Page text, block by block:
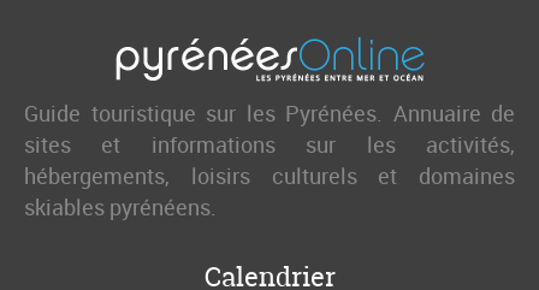
Guide touristique sur les Pyrénées. Annuaire de
sites et informations sur les activités,
hébergements, loisirs culturels et domaines
skiables pyrénéens.
Calendrier